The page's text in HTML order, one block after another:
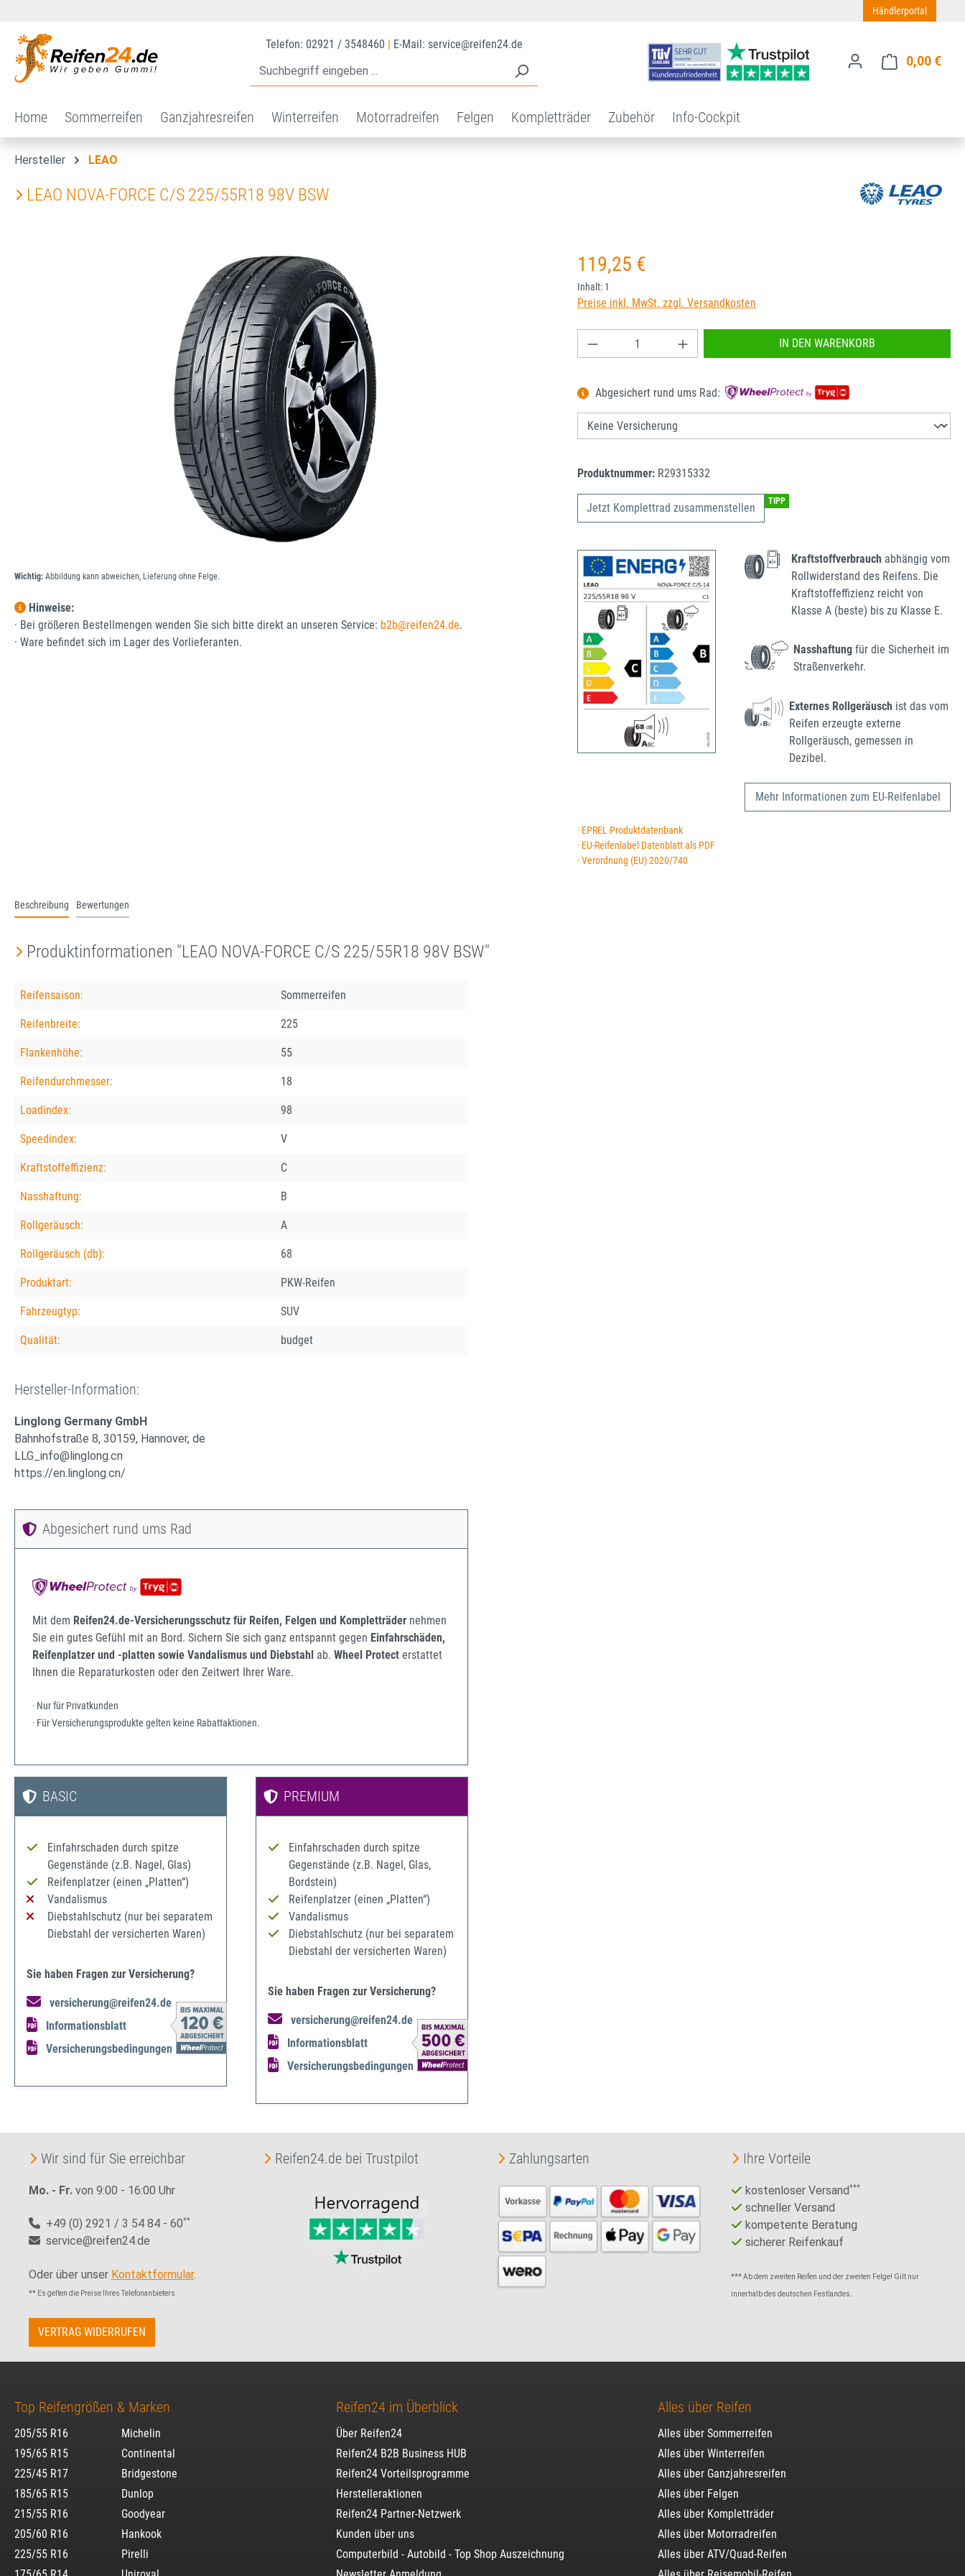
Händlerportal
Telefon: 02921 / 3548460 E-Mail: service@reifen24.de
0,00 €
Home Sommerreifen Ganzjahresreifen Winterreifen Motorradreifen Felgen Kompletträder Zubehör Info-Cockpit
Hersteller LEAO
LEAO NOVA-FORCE C/S 225/55R18 98V BSW
Wichtig: Abbildung kann abweichen, Lieferung ohne Felge.
Hinweise:
· Bei größeren Bestellmengen wenden Sie sich bitte direkt an unseren Service: b2b@reifen24.de.
· Ware befindet sich im Lager des Vorlieferanten.
Regulärer Preis:
119,25 €
Inhalt: 1
Preise inkl. MwSt. zzgl. Versandkosten
Produkt Anzahl: Gib den gewünschten Wert ein oder
IN DEN WARENKORB
Abgesichert rund ums Rad:
Produktnummer: R29315332
Jetzt Komplettrad zusammenstellen TIPP
Kraftstoffverbrauch abhängig vom
Rollwiderstand des Reifens. Die
Kraftstoffeffizienz reicht von
Klasse A (beste) bis zu Klasse E.
Nasshaftung für die Sicherheit im
Straßenverkehr.
Externes Rollgeräusch ist das vom
Reifen erzeugte externe
Rollgeräusch, gemessen in
Dezibel.
Mehr Informationen zum EU-Reifenlabel
· EPREL Produktdatenbank
· EU-Reifenlabel Datenblatt als PDF
· Verordnung (EU) 2020/740
Beschreibung Bewertungen
Produktinformationen "LEAO NOVA-FORCE C/S 225/55R18 98V BSW"
Reifensaison: Sommerreifen
Reifenbreite: 225
Flankenhöhe: 55
Reifendurchmesser: 18
Loadindex: 98
Speedindex: V
Kraftstoffeffizienz: C
Nasshaftung: B
Rollgeräusch: A
Rollgeräusch (db): 68
Produktart: PKW-Reifen
Fahrzeugtyp: SUV
Qualität: budget
Hersteller-Information:
Linglong Germany GmbH
Bahnhofstraße 8, 30159, Hannover, de
LLG_info@linglong.cn
https://en.linglong.cn/
Abgesichert rund ums Rad
Mit dem Reifen24.de-Versicherungsschutz für Reifen, Felgen und Kompletträder nehmen
Sie ein gutes Gefühl mit an Bord. Sichern Sie sich ganz entspannt gegen Einfahrschäden,
Reifenplatzer und -platten sowie Vandalismus und Diebstahl ab. Wheel Protect erstattet
Ihnen die Reparaturkosten oder den Zeitwert Ihrer Ware.
· Nur für Privatkunden
· Für Versicherungsprodukte gelten keine Rabattaktionen.
BASIC
Einfahrschaden durch spitze
Gegenstände (z.B. Nagel, Glas)
Reifenplatzer (einen „Platten“)
Vandalismus
Diebstahlschutz (nur bei separatem
Diebstahl der versicherten Waren)
Sie haben Fragen zur Versicherung?
versicherung@reifen24.de
Informationsblatt
Versicherungsbedingungen
PREMIUM
Einfahrschaden durch spitze
Gegenstände (z.B. Nagel, Glas,
Bordstein)
Reifenplatzer (einen „Platten“)
Vandalismus
Diebstahlschutz (nur bei separatem
Diebstahl der versicherten Waren)
Sie haben Fragen zur Versicherung?
versicherung@reifen24.de
Informationsblatt
Versicherungsbedingungen
Wir sind für Sie erreichbar
Mo. - Fr. von 9:00 - 16:00 Uhr
+49 (0) 2921 / 3 54 84 - 60**
service@reifen24.de
Oder über unser Kontaktformular.
** Es gelten die Preise Ihres Telefonanbieters
VERTRAG WIDERRUFEN
Reifen24.de bei Trustpilot Zahlungsarten Ihre Vorteile
kostenloser Versand***
schneller Versand
kompetente Beratung
sicherer Reifenkauf
*** Ab dem zweiten Reifen und der zweiten Felge! Gilt nur
innerhalb des deutschen Festlandes.
Top Reifengrößen & Marken
205/55 R16
195/65 R15
225/45 R17
185/65 R15
215/55 R16
205/60 R16
225/55 R16
Michelin
Continental
Bridgestone
Dunlop
Goodyear
Hankook
Pirelli
Reifen24 im Überblick
Über Reifen24
Reifen24 B2B Business HUB
Reifen24 Vorteilsprogramme
Herstelleraktionen
Reifen24 Partner-Netzwerk
Kunden über uns
Computerbild - Autobild - Top Shop Auszeichnung
Alles über Reifen
Alles über Sommerreifen
Alles über Winterreifen
Alles über Ganzjahresreifen
Alles über Felgen
Alles über Kompletträder
Alles über Motorradreifen
Alles über ATV/Quad-Reifen